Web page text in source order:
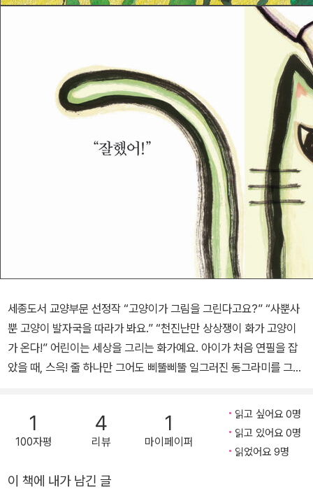
세종도서 교양부문 선정작 “고양이가 그림을 그린다고요?” “사뿐사
뿐 고양이 발자국을 따라가 봐요.” “천진난만 상상쟁이 화가 고양이
가 온다!” 어린이는 세상을 그리는 화가예요. 아이가 처음 연필을 잡
았을 때, 스윽! 줄 하나만 그어도 삐뚤삐뚤 일그러진 동그라미를 그려
이지요. “우아, 잘했어!” 칭찬을 아끼지 않으며 응원하지요. 또 다음엔
무얼 그릴까, 무얼 쓸까 두근두근 설레기까지 합니다. 정해진 규칙에
물들지 않은 아이가 본 대로 느낀 대로 자유롭게 그려 내는 세상은 놀
을 읽을 수 있는 그림책입니다. 스펀지처럼 물감 물을 빨아들이는 고
1
100자평
4
리뷰
1
마이페이퍼
읽고 싶어요 0명
읽고 있어요 0명
읽었어요 9명
이 책에 내가 남긴 글